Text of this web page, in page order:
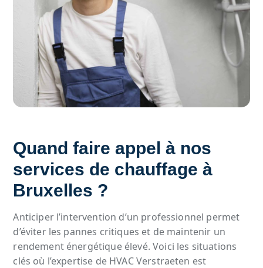
Quand faire appel à nos
services de chauffage à
Bruxelles ?
Anticiper l’intervention d’un professionnel permet
d’éviter les pannes critiques et de maintenir un
rendement énergétique élevé. Voici les situations
clés où l’expertise de HVAC Verstraeten est